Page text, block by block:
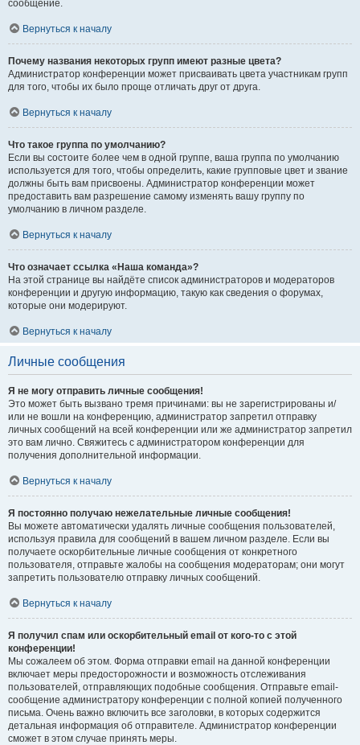
сообщение.
Вернуться к началу
Почему названия некоторых групп имеют разные цвета?
Администратор конференции может присваивать цвета участникам групп
для того, чтобы их было проще отличать друг от друга.
Вернуться к началу
Что такое группа по умолчанию?
Если вы состоите более чем в одной группе, ваша группа по умолчанию
используется для того, чтобы определить, какие групповые цвет и звание
должны быть вам присвоены. Администратор конференции может
предоставить вам разрешение самому изменять вашу группу по
умолчанию в личном разделе.
Вернуться к началу
Что означает ссылка «Наша команда»?
На этой странице вы найдёте список администраторов и модераторов
конференции и другую информацию, такую как сведения о форумах,
которые они модерируют.
Вернуться к началу
Личные сообщения
Я не могу отправить личные сообщения!
Это может быть вызвано тремя причинами: вы не зарегистрированы и/
или не вошли на конференцию, администратор запретил отправку
личных сообщений на всей конференции или же администратор запретил
это вам лично. Свяжитесь с администратором конференции для
получения дополнительной информации.
Вернуться к началу
Я постоянно получаю нежелательные личные сообщения!
Вы можете автоматически удалять личные сообщения пользователей,
используя правила для сообщений в вашем личном разделе. Если вы
получаете оскорбительные личные сообщения от конкретного
пользователя, отправьте жалобы на сообщения модераторам; они могут
запретить пользователю отправку личных сообщений.
Вернуться к началу
Я получил спам или оскорбительный email от кого-то с этой
конференции!
Мы сожалеем об этом. Форма отправки email на данной конференции
включает меры предосторожности и возможность отслеживания
пользователей, отправляющих подобные сообщения. Отправьте email-
сообщение администратору конференции с полной копией полученного
письма. Очень важно включить все заголовки, в которых содержится
детальная информация об отправителе. Администратор конференции
сможет в этом случае принять меры.